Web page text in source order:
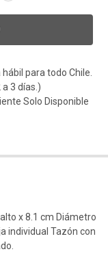
para todo Chile.
3 días.)
Solo Disponible
x 8.1 cm Diámetro
individual Tazón con